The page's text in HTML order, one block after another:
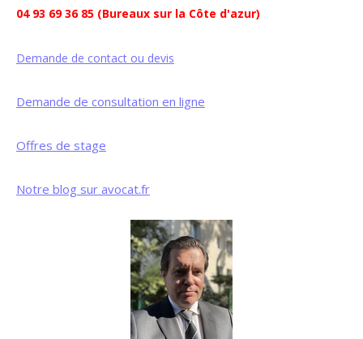
04 93 69 36 85 (Bureaux sur la Côte d'azur)
Demande de contact ou devis
Demande de consultation en ligne
Offres de stage
Notre blog sur avocat.fr